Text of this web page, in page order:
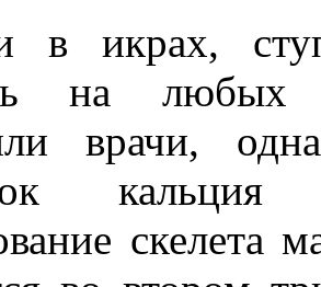
в икрах,
на любых
врачи,
скелета